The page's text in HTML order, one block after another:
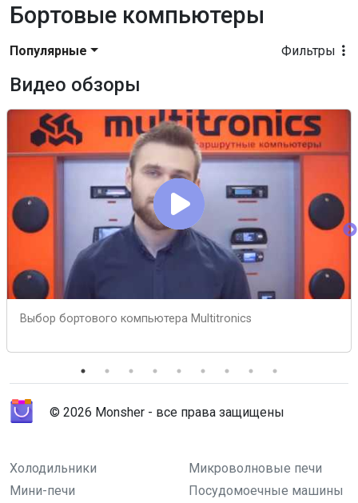
Бортовые компьютеры
Фильтры
Популярные
Видео обзоры
Выбор бортового компьютера Multitronics
© 2026 Monsher - все права защищены
Холодильники
Микроволновые печи
Мини-печи
Посудомоечные машины